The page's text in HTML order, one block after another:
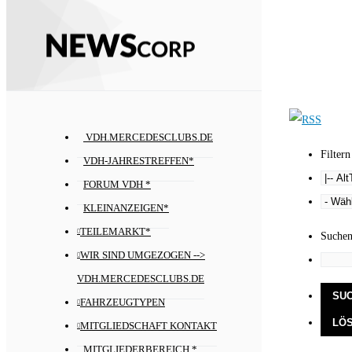
VDH.MERCEDESCLUBS.DE
VDH-JAHRESTREFFEN*
FORUM VDH *
KLEINANZEIGEN*
TEILEMARKT*
WIR SIND UMGEZOGEN -->
VDH.MERCEDESCLUBS.DE
FAHRZEUGTYPEN
MITGLIEDSCHAFT KONTAKT
MITGLIEDERBEREICH *
Filtern
Suchen